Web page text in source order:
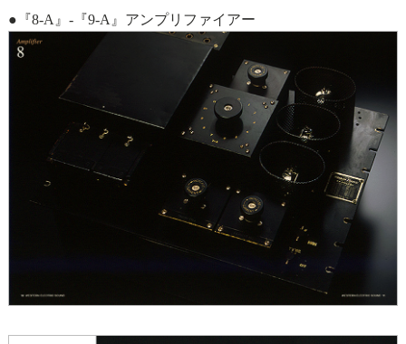
●『8-A』-『9-A』アンプリファイアー